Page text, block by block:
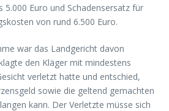
5.000 Euro und Schadensersatz für
von rund 6.500 Euro.
war das Landgericht davon
den Kläger mit mindestens
verletzt hatte und entschied,
sowie die geltend gemachten
kann. Der Verletzte müsse sich